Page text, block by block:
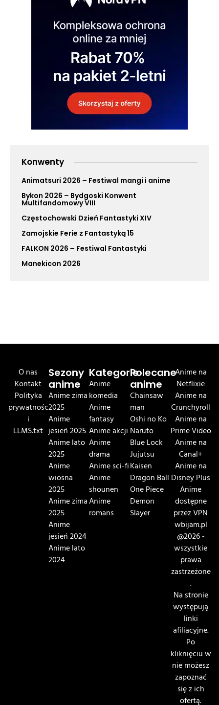
Konwenty
Animatsuri 2026 – Festiwal mangi i anime
Bykon 2026 – Bydgoski Konwent
Multifandomowy VIII
Częstochowski Dzień Fantastyki XIV
Zamojskie Ferie z Fantastyką 15
FALKON 2026 – Festiwal Fantastyki
Manekicon 2026
O nas
Kontakt
Polityka
prywatnośc
i
LLMS.txt
Sezony
anime
Anime zima
2025
Anime
jesień 2025
Anime lato
2025
Anime
wiosna
2025
Anime zima
2025
Anime
jesień 2024
Anime lato
2024
Kategorie
Anime
komedia
Anime
fantasy
Anime akcji
Anime
drama
Anime sci-fi
Anime
shounen
Anime
romans
Polecane
anime
Chainsaw
man
Oshi no Ko
Naruto
Blue Lock
Jujutsu
Kaisen
Dragon Ball
One Piece
Demon
Slayer
Anime na
Netflixie
Anime na
Crunchyroll
Anime na
Prime Video
Anime na
Canal+
Anime na
Disney Plus
Anime
dostępne
przez VPN
wbijam.pl
@2026 -
wszystkie
prawa
zastrzeżone
.
Na stronie
występują
linki
afiliacyjne.
Po
kliknięciu w
nie możesz
zapoznać
się z ich
ofertą.